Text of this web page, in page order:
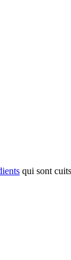
qui sont